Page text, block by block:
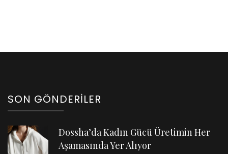
SON GÖNDERILER
Dossha’da Kadın Gücü Üretimin Her
Aşamasında Yer Alıyor